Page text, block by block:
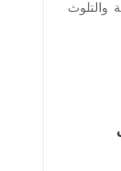
والتلوث